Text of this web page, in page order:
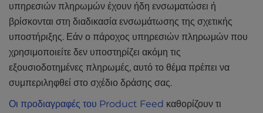
υπηρεσιών πληρωμών έχουν ήδη ενσωματώσει ή
βρίσκονται στη διαδικασία ενσωμάτωσης της σχετικής
υποστήριξης. Εάν ο πάροχος υπηρεσιών πληρωμών που
χρησιμοποιείτε δεν υποστηρίζει ακόμη τις
εξουσιοδοτημένες πληρωμές, αυτό το θέμα πρέπει να
συμπεριληφθεί στο σχέδιο δράσης σας.
Οι προδιαγραφές του Product Feed καθορίζουν τι